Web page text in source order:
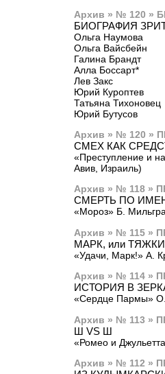
Архив » № 120 »
БИОГРАФИЯ
Ольга Наумова
Ольга Вайсбейн
Галина Брандт
Алла Боссарт*
Лев Закс
Юрий Куроптев
Татьяна Тихоновец
Юрий Бутусов
Архив » № 120 »
СМЕХ КАК
«Преступление и
Авив, Израиль)
Архив » № 118 »
СМЕРТЬ ПО
«Мороз» Б.
Архив » № 115 »
МАРК, или
«Удачи, Марк!» А.
Архив » № 114 »
ИСТОРИЯ В
«Сердце Пармы» О.
Архив » № 113 »
Ш VS Ш
«Ромео и
Архив » № 112 »